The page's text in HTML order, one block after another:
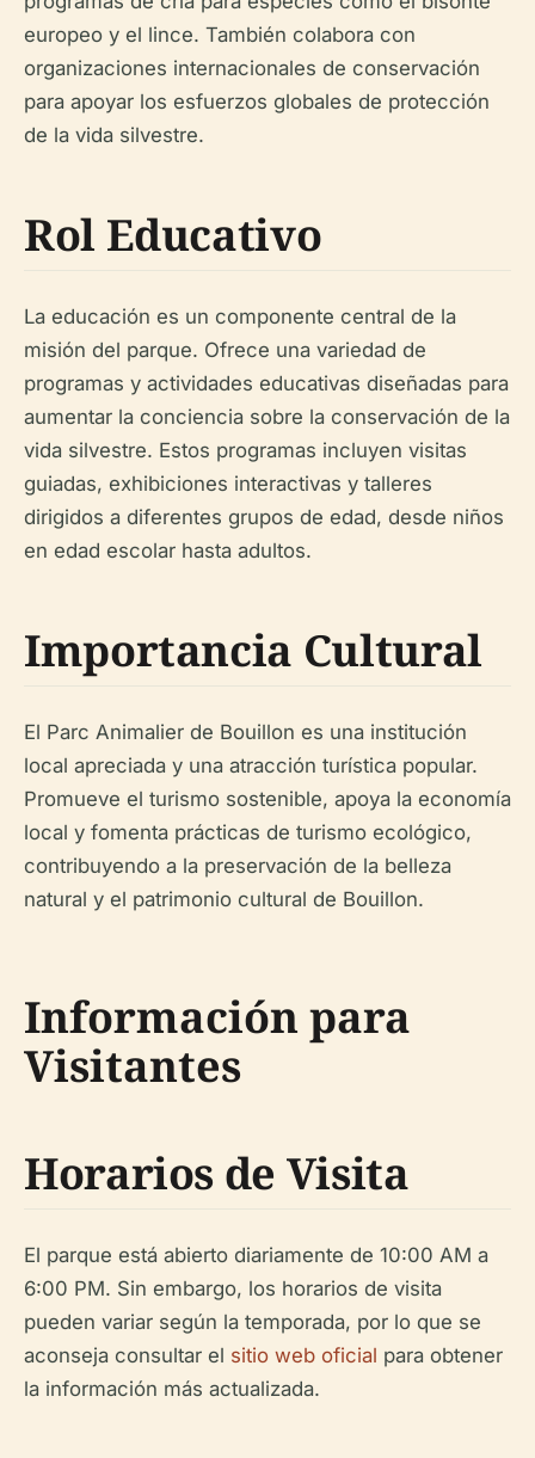
europeo y el lince. También colabora con
organizaciones internacionales de conservación
para apoyar los esfuerzos globales de protección
de la vida silvestre.
Rol Educativo
La educación es un componente central de la
misión del parque. Ofrece una variedad de
programas y actividades educativas diseñadas para
aumentar la conciencia sobre la conservación de la
vida silvestre. Estos programas incluyen visitas
guiadas, exhibiciones interactivas y talleres
dirigidos a diferentes grupos de edad, desde niños
en edad escolar hasta adultos.
Importancia Cultural
El Parc Animalier de Bouillon es una institución
local apreciada y una atracción turística popular.
Promueve el turismo sostenible, apoya la economía
local y fomenta prácticas de turismo ecológico,
contribuyendo a la preservación de la belleza
natural y el patrimonio cultural de Bouillon.
Información para
Visitantes
Horarios de Visita
El parque está abierto diariamente de 10:00 AM a
6:00 PM. Sin embargo, los horarios de visita
pueden variar según la temporada, por lo que se
aconseja consultar el sitio web oficial para obtener
la información más actualizada.